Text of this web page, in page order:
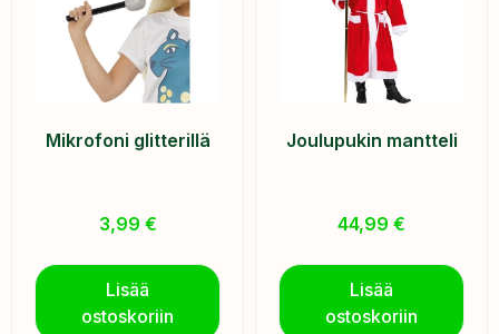
Mikrofoni glitterillä
3,99 €
Lisää
ostoskoriin
Joulupukin mantteli
44,99 €
Lisää
ostoskoriin